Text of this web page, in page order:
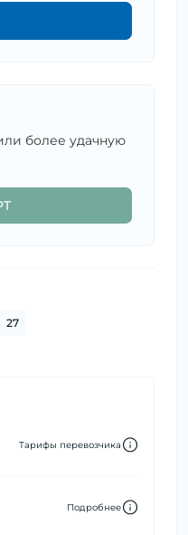
более удачную
27
Тарифы перевозчика
Подробнее